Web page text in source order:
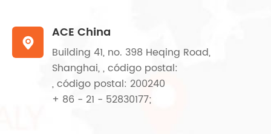

ACE China
Building 41, no. 398 Heqing Road,
Shanghai, , código postal:
, código postal: 200240
+ 86 - 21 - 52830177;